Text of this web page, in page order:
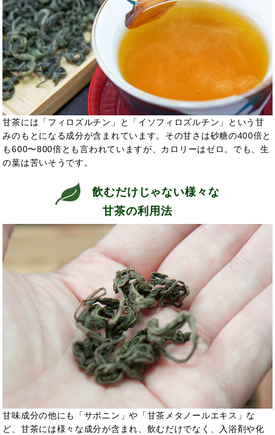
甘茶には「フィロズルチン」と「イソフィロズルチン」という甘
みのもとになる成分が含まれています。その甘さは砂糖の400倍と
も600〜800倍とも言われていますが、カロリーはゼロ。でも、生
の葉は苦いそうです。
飲むだけじゃない様々な
甘茶の利用法
甘味成分の他にも「サポニン」や「甘茶メタノールエキス」な
ど、甘茶には様々な成分が含まれ、飲むだけでなく、入浴剤や化